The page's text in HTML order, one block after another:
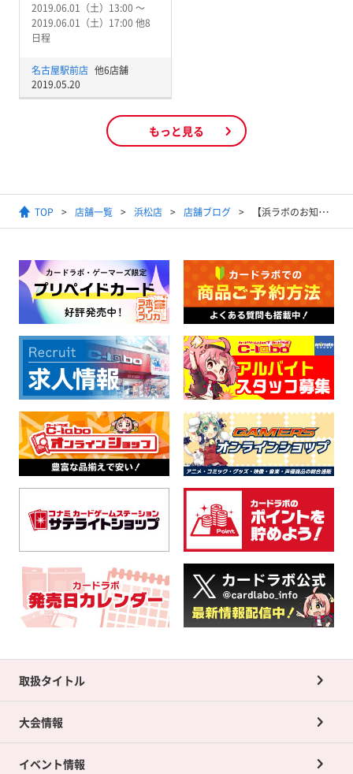
2019.06.01（土）13:00 〜
2019.06.01（土）17:00 他8
日程
名古屋駅前店 他6店舗
2019.05.20
もっと見る
TOP 店舗一覧 浜松店 店舗ブログ 【浜ラボのお知らせ】いろいろ(^o^)
取扱タイトル
大会情報
イベント情報